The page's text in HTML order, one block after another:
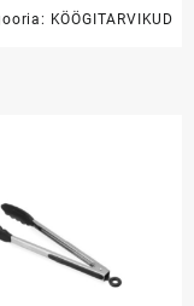
KÖÖGITARVIKUD